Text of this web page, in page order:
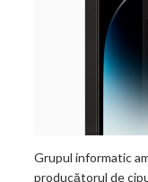
Grupul informatic
producătorul de